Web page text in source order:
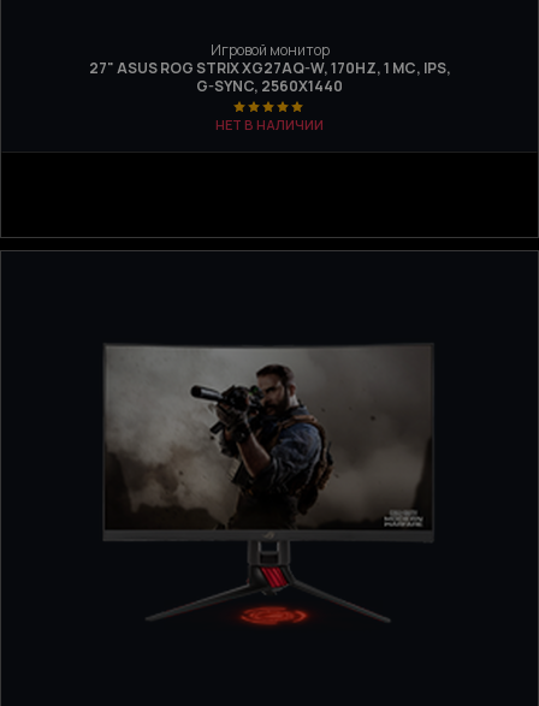
Игровой монитор
27" ASUS ROG STRIX XG27AQ-W, 170HZ, 1 МС, IPS,
G-SYNC, 2560X1440
НЕТ В НАЛИЧИИ